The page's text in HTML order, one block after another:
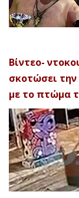
Βίντεο-
σκοτώσει την
με το πτώμα